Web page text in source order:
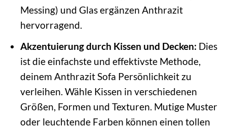
Messing) und Glas ergänzen Anthrazit
hervorragend.
Akzentuierung durch Kissen und Decken: Dies
ist die einfachste und effektivste Methode,
deinem Anthrazit Sofa Persönlichkeit zu
verleihen. Wähle Kissen in verschiedenen
Größen, Formen und Texturen. Mutige Muster
oder leuchtende Farben können einen tollen